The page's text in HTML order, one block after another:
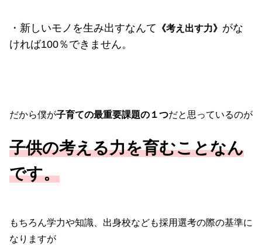
・新しいモノを生み出すなんて 《考え出す力》 がな
ければ100％できません。
だから僕が子育ての最重要課題の１つだと思っているのが
子供の考える力を育むことなん
です。
もちろん学力や知識、出身校なども採用選考の際の基準に
なりますが